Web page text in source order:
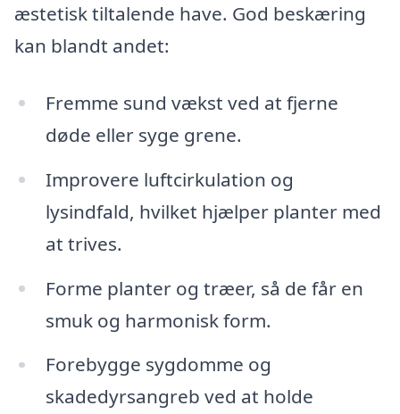
æstetisk tiltalende have. God beskæring
kan blandt andet:
Fremme sund vækst ved at fjerne
døde eller syge grene.
Improvere luftcirkulation og
lysindfald, hvilket hjælper planter med
at trives.
Forme planter og træer, så de får en
smuk og harmonisk form.
Forebygge sygdomme og
skadedyrsangreb ved at holde